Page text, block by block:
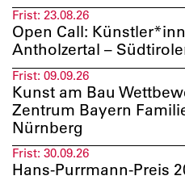
Frist: 23.08.26
Open Call:
Antholzertal –
Frist: 09.09.26
Kunst am Bau
Zentrum Bayern
Nürnberg
Frist: 30.09.26
Hans-Purrmann-Preis